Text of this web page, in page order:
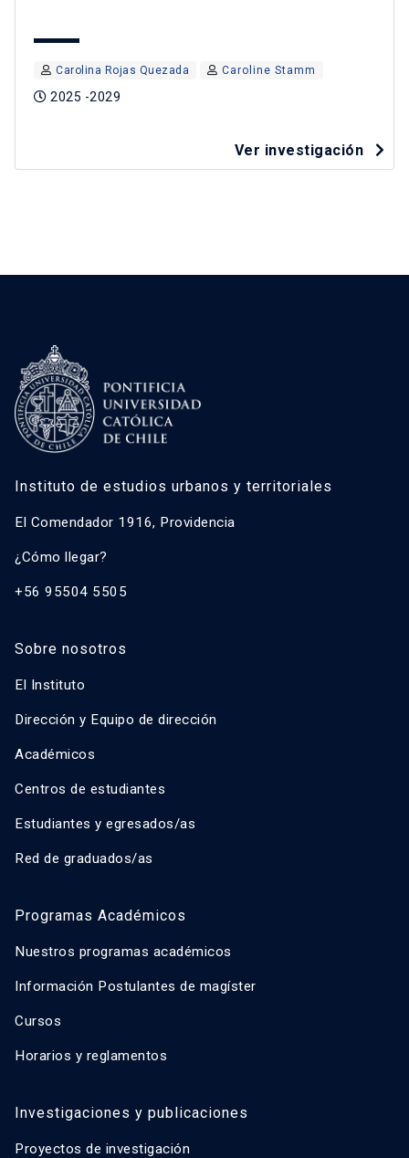
Carolina Rojas Quezada Caroline Stamm
2025 -2029
Ver investigación
Instituto de estudios urbanos y territoriales
El Comendador 1916, Providencia
¿Cómo llegar?
+56 95504 5505
Sobre nosotros
El Instituto
Dirección y Equipo de dirección
Académicos
Centros de estudiantes
Estudiantes y egresados/as
Red de graduados/as
Programas Académicos
Nuestros programas académicos
Información Postulantes de magíster
Cursos
Horarios y reglamentos
Investigaciones y publicaciones
Proyectos de investigación